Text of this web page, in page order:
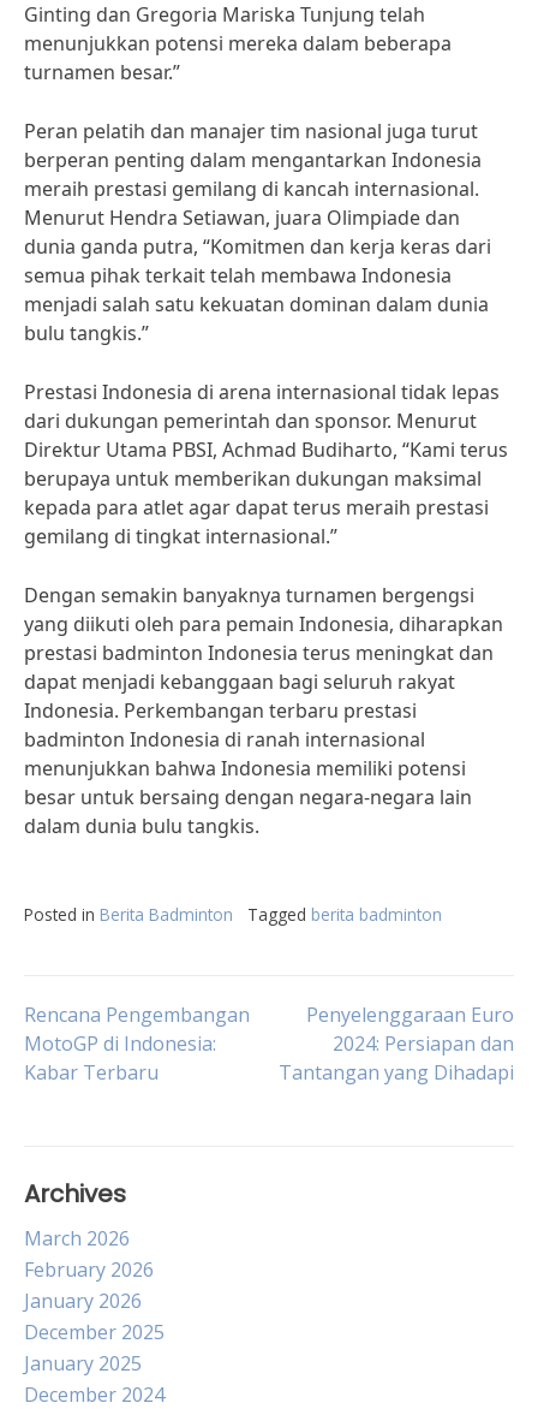
Ginting dan Gregoria Mariska Tunjung telah
menunjukkan potensi mereka dalam beberapa
turnamen besar.”
Peran pelatih dan manajer tim nasional juga turut
berperan penting dalam mengantarkan Indonesia
meraih prestasi gemilang di kancah internasional.
Menurut Hendra Setiawan, juara Olimpiade dan
dunia ganda putra, “Komitmen dan kerja keras dari
semua pihak terkait telah membawa Indonesia
menjadi salah satu kekuatan dominan dalam dunia
bulu tangkis.”
Prestasi Indonesia di arena internasional tidak lepas
dari dukungan pemerintah dan sponsor. Menurut
Direktur Utama PBSI, Achmad Budiharto, “Kami terus
berupaya untuk memberikan dukungan maksimal
kepada para atlet agar dapat terus meraih prestasi
gemilang di tingkat internasional.”
Dengan semakin banyaknya turnamen bergengsi
yang diikuti oleh para pemain Indonesia, diharapkan
prestasi badminton Indonesia terus meningkat dan
dapat menjadi kebanggaan bagi seluruh rakyat
Indonesia. Perkembangan terbaru prestasi
badminton Indonesia di ranah internasional
menunjukkan bahwa Indonesia memiliki potensi
besar untuk bersaing dengan negara-negara lain
dalam dunia bulu tangkis.
Posted in Berita Badminton Tagged berita badminton
Post
navigation
Rencana Pengembangan
MotoGP di Indonesia:
Kabar Terbaru
Penyelenggaraan Euro
2024: Persiapan dan
Tantangan yang Dihadapi
Archives
March 2026
February 2026
January 2026
December 2025
January 2025
December 2024